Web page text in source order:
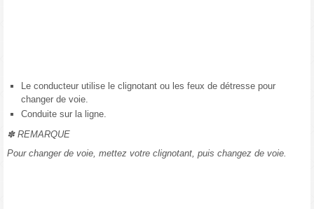
Le conducteur utilise le clignotant ou les feux de détresse pour
changer de voie.
Conduite sur la ligne.
✽ REMARQUE
Pour changer de voie, mettez votre clignotant, puis changez de voie.